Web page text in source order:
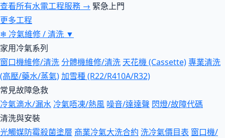
查看所有水電工程服務 → 緊急上門
更多工程
❄ 冷氣維修 / 清洗 ▼
家用冷氣系列
窗口機維修/清洗 分體機維修/清洗 天花機 (Cassette)專業清洗
(高壓/藥水/蒸氣)加雪種 (R22/R410A/R32)
常見故障急救
冷氣滴水/漏水 冷氣唔凍/熱風 噪音/達達聲 閃燈/故障代碼
清洗與安裝
光觸媒防霉殺菌塗層 商業冷氣大洗合約 洗冷氣價目表 窗口機/